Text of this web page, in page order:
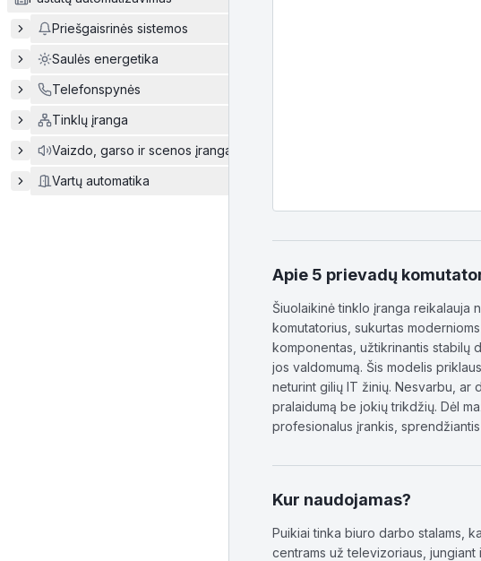
Priešgaisrinės sistemos
Saulės energetika
Telefonspynės
Tinklų įranga
Vaizdo, garso ir scenos įranga
Vartų automatika
Apie 5 prievadų
Šiuolaikinė tinklo įranga reikalauja
komutatorius, sukurtas
komponentas, užtikrinantis stabilų
jos valdomumą. Šis modelis
neturint gilių IT žinių. Nesvarbu, ar
pralaidumą be jokių trikdžių. Dėl
profesionalus įrankis,
Kur naudojamas?
Puikiai tinka biuro darbo stalams,
centrams už televizoriaus,